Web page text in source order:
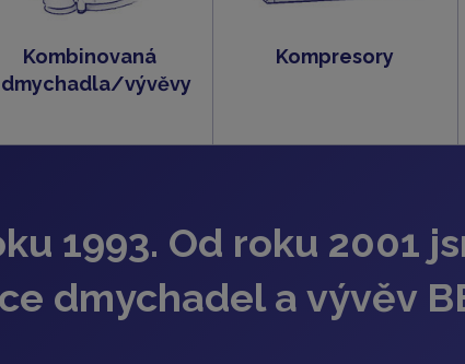
Kombinovaná
dmychadla/vývěvy
Kompresory
1993. Od roku 2001
dmychadel a vývěv